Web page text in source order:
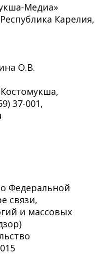
Медиа»
Карелия,
О.В.
37-001,
Федеральной
связи,
и массовых